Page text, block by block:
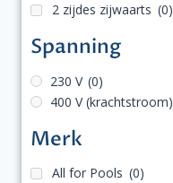
2 zijdes zijwaarts (0)
Spanning
230 V (0)
400 V (krachtstroom)
Merk
All for Pools (0)